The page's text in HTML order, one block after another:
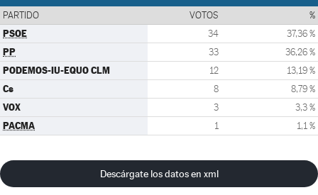
PARTIDO VOTOS %
PSOE 34 37,36 %
PP 33 36,26 %
PODEMOS-IU-EQUO CLM 12 13,19 %
Cs 8 8,79 %
VOX 3 3,3 %
PACMA 1 1,1 %
Descárgate los datos en xml